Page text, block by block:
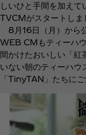
しいひと手間を加え
TVCMがスタートしま
8月16日（月）から
WEB CMもティーハ
間かけたおいしい「紅
いない朝のティーハウ
「TinyTAN」たちにご